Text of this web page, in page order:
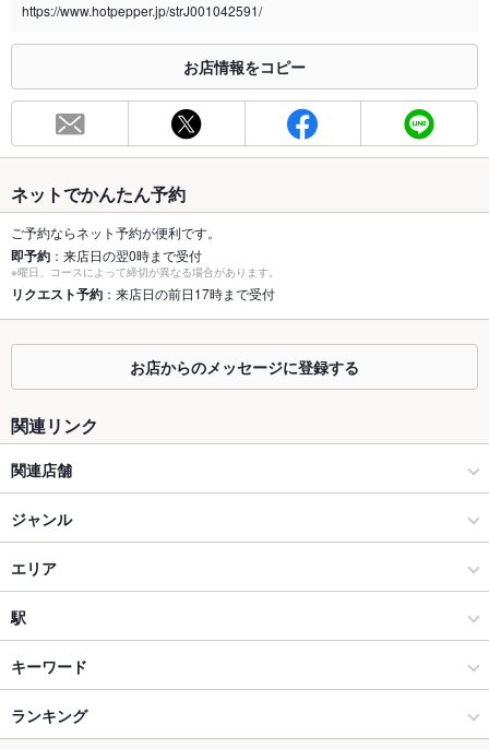
※2020年4月1日～受動喫煙対策に関する法律が施行されています。正しい情報はお店へお問い
総席数 300席(様々なお部屋をご用意しています)
最大宴会収
18人
個室 あり ：2～18名様まで対応可能。
座敷
なし ：お座敷はございませんが、キッズルームがございますの
でご家族でもお楽しみいただけます
掘りごたつ なし ：2～8名様
貸切 貸切不可 ：貸切はできませんが、大人数様のご予約は可能です
設備
Wi-Fi
バリアフリ
ー
あり ：車椅子でご利用可能なエレベーター、トイレがございま
す
駐車場
カラオケ設
https://www.hotpepper.jp/strJ001042591/
お店情報をコピー
ネットでかんたん予約
ご予約ならネット予約が便利です。
即予約 ：来店日の翌0時まで受付
※曜日、コースによって締切が異なる場合があります。
リクエスト予約 ：来店日の前日17時まで受付
お店からのメッセージに登録する
関連リンク
関連店舗
紀州和華牛研究所
ジャンル
居酒屋
洋・和洋・各国料理・その他
和風
和歌山市 × 居酒屋
エリア
和歌山駅
和歌山駅 × 居酒屋
和歌山駅 × 洋・和洋・各国料理・その他
駅
田中口駅
日前宮駅
キーワード
手羽先 からあげ
ランキング